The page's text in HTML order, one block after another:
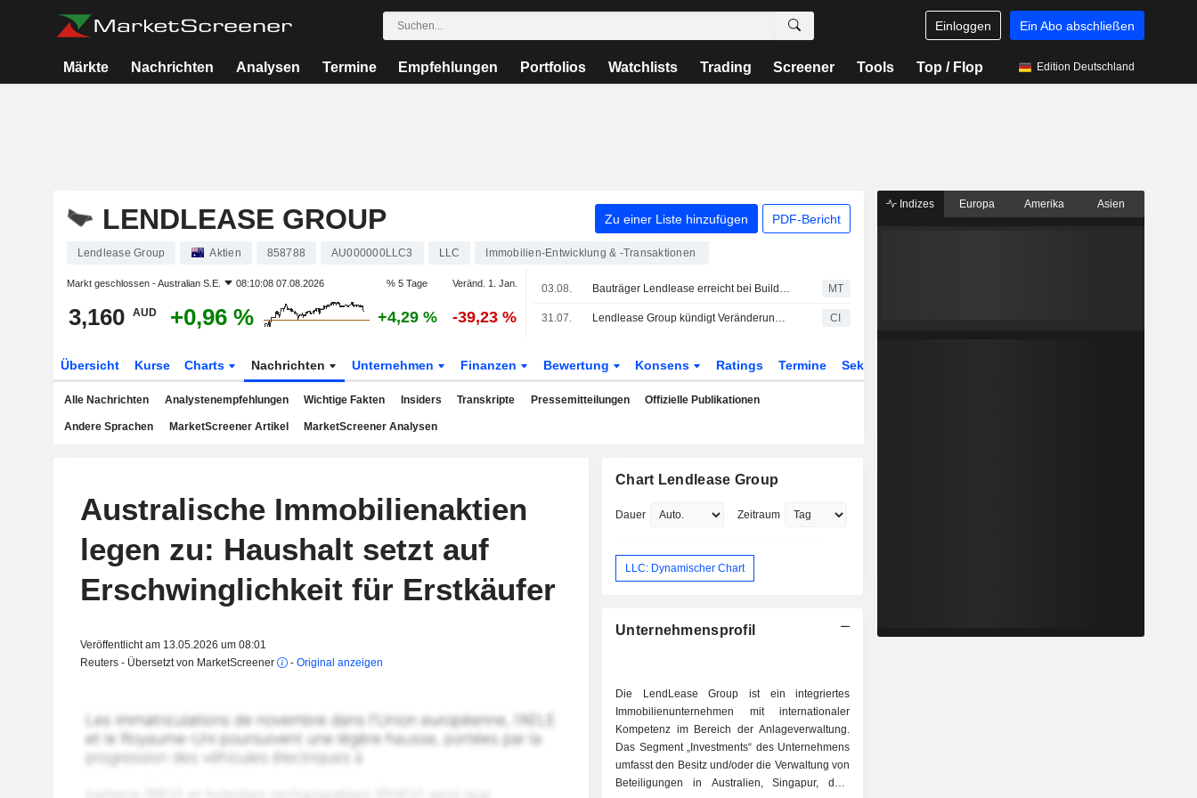
Einloggen Ein Abo abschließen
Märkte Nachrichten Analysen Termine Empfehlungen Portfolios Watchlists Trading Screener Tools Top / Flop Edition Deutschland
LENDLEASE GROUP Zu einer Liste hinzufügen PDF-Bericht
Lendlease Group Aktien 858788 AU000000LLC3 LLC Immobilien-Entwicklung & -Transaktionen
Markt geschlossen -Australian S.E. 08:10:08 07.08.2026 % 5 Tage Veränd. 1. Jan.
3,160 AUD +0,96 % +4,29 % -39,23 %
03.08. Bauträger Lendlease erreicht bei Build-to-Rent-Projekt in Melbourne die Endhöhe MT
31.07. Lendlease Group kündigt Veränderungen im Board und in den Ausschüssen an CI
Übersicht Kurse Charts Nachrichten Unternehmen Finanzen Bewertung Konsens Ratings Termine Sektor
Alle Nachrichten Analystenempfehlungen Wichtige Fakten Insiders Transkripte Pressemitteilungen Offizielle Publikationen
Andere Sprachen MarketScreener Artikel MarketScreener Analysen
Australische Immobilienaktien
legen zu: Haushalt setzt auf
Erschwinglichkeit für Erstkäufer
Veröffentlicht am 13.05.2026 um 08:01
Reuters - Übersetzt von MarketScreener
- Original anzeigen
Chart Lendlease Group
Dauer Zeitraum
LLC: Dynamischer Chart
Unternehmensprofil
Die LendLease Group ist ein integriertes
Immobilienunternehmen mit internationaler
Kompetenz im Bereich der Anlageverwaltung.
Das Segment „Investments“ des Unternehmens
umfasst den Besitz und/oder die Verwaltung von
Beteiligungen in Australien, Singapur, dem
Indizes Europa Amerika Asien